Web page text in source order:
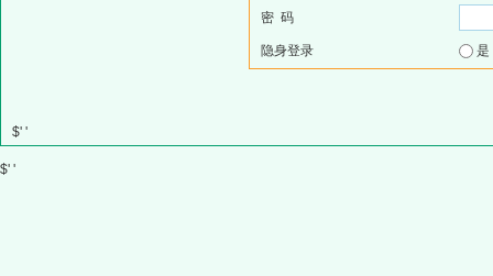
密 码
隐身登录
$' '
$' '